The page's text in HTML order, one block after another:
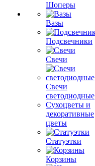
Шоперы
Вазы
Подсвечники
Свечи
Свечи
светодиодные
Сухоцветы и
декоративные
цветы
Статуэтки
Корзины